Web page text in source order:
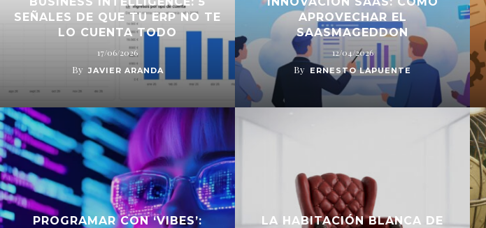
SEÑALES DE QUE TU ERP NO TE
LO CUENTA TODO
17/06/2026
By JAVIER ARANDA
APROVECHAR EL
SAASMAGEDDON
12/04/2026
By ERNESTO LAPUENTE
PROGRAMAR CON ‘VIBES’:
LA HABITACIÓN BLANCA DE